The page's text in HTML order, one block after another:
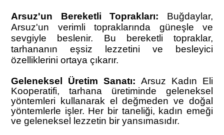
Arsuz'un Bereketli Toprakları: Buğdaylar,
Arsuz'un verimli topraklarında güneşle ve
sevgiyle beslenir. Bu bereketli topraklar,
tarhananın eşsiz lezzetini ve besleyici
özelliklerini ortaya çıkarır.
Geleneksel Üretim Sanatı: Arsuz Kadın Eli
Kooperatifi, tarhana üretiminde geleneksel
yöntemleri kullanarak el değmeden ve doğal
yöntemlerle işler. Her bir taneliği, kadın emeği
ve geleneksel lezzetin bir yansımasıdır.